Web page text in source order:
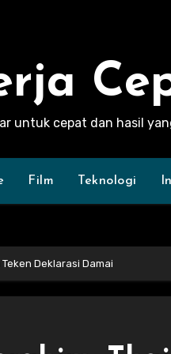
untuk cepat dan hasil
Film Teknologi
Deklarasi Damai